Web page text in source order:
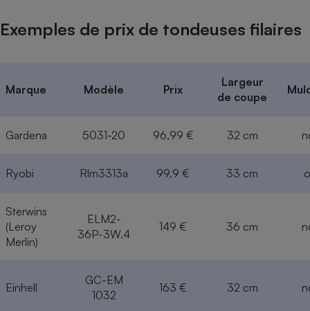
Exemples de prix de tondeuses filaires
Marque Modèle Prix
Largeur
de coupe
Gardena 5031-20 96,99 € 32 cm
Ryobi Rlm3313a 99,9 € 33 cm
Sterwins
(Leroy
Merlin)
ELM2-
36P-3W.4
149 € 36 cm
Einhell
GC-EM
1032
163 € 32 cm